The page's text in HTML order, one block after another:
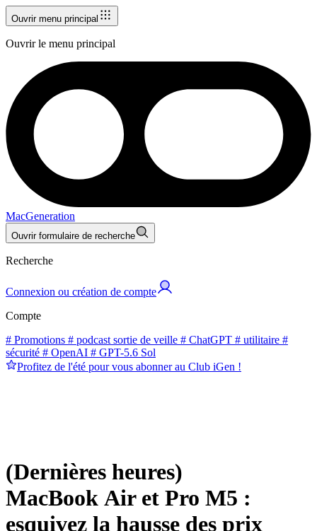
Ouvrir menu principal
Ouvrir le menu principal
MacGeneration
Ouvrir formulaire de recherche
Recherche
Connexion ou création de compte
Compte
# Promotions # podcast sortie de veille # ChatGPT # utilitaire #
sécurité # OpenAI # GPT-5.6 Sol
Profitez de l'été pour vous abonner au Club iGen !
(Dernières heures)
MacBook Air et Pro M5 :
esquivez la hausse des prix